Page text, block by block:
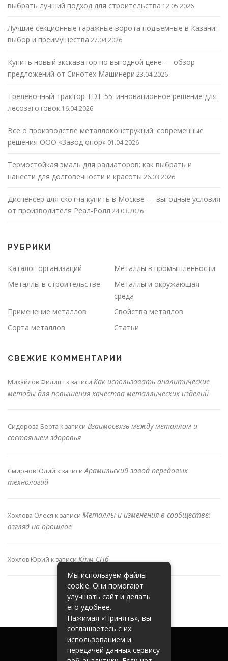
выбрать лучший подход для строительства 12.05.2026
Лучшие секционные гаражные ворота подъемные в Казани:
выбор и преимущества 27.04.2026
Купить новый экскаватор по выгодной цене — обзор
предложений от Синотех Машинери 23.04.2026
Трелевочный трактор TDT-55: инновационное решение для
лесозаготовок 16.04.2026
Все о производстве металлоконструкций: современные
решения ООО «Завод опор» 01.04.2026
Термостойкая эмаль для радиаторов: как выбрать и
нанести для долговечности и красоты 26.03.2026
Диспенсер для скотча купить в Москве — выгодные условия
от производителя Реал-Ролл 24.03.2026
РУБРИКИ
Каталог организаций
Металлы в промышленности
Металлы в строительстве
Металлы и окружающая
среда
Применение металлов
Свойства металлов
Сорта металлов
Статьи
СВЕЖИЕ КОММЕНТАРИИ
Михайлов Филипп к записи Как использовать аналитические
методы для повышения качества металлических изделий
Сидорова Берта к записи Взаимосвязь между металлом и
состоянием здоровья
Смирнов Юлий к записиАрамильский завод передовых
технологий
Хохлова Олеся к записи Металлы и изменения в сообществе:
взгляд на прошлое
Хохлов Юрий к записи Ктм СПб
Мы используем файлы
cookie. Они помогают
улучшать сайт и делать
его удобнее.
Нажимая «Принять», вы
соглашаетесь с их
использованием и
передачей данных сервису